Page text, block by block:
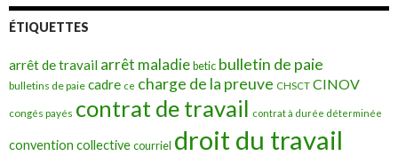
ÉTIQUETTES
arrêt de travail arrêt maladie betic bulletin de paie
bulletins de paie cadre ce charge de la preuve CHSCT CINOV
congés payés contrat de travail contrat à durée déterminée
convention collective courriel droit du travail